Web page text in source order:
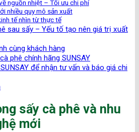
nguồn nhiệt – Tối ưu chi phí
nhiều quy mô sản xuất
tế nhìn từ thực tế
sau sấy – Yếu tố tạo nên giá trị xuất
cùng khách hàng
phê chính hãng SUNSAY
để nhận tư vấn và báo giá chi
sấy cà phê và nhu
mới